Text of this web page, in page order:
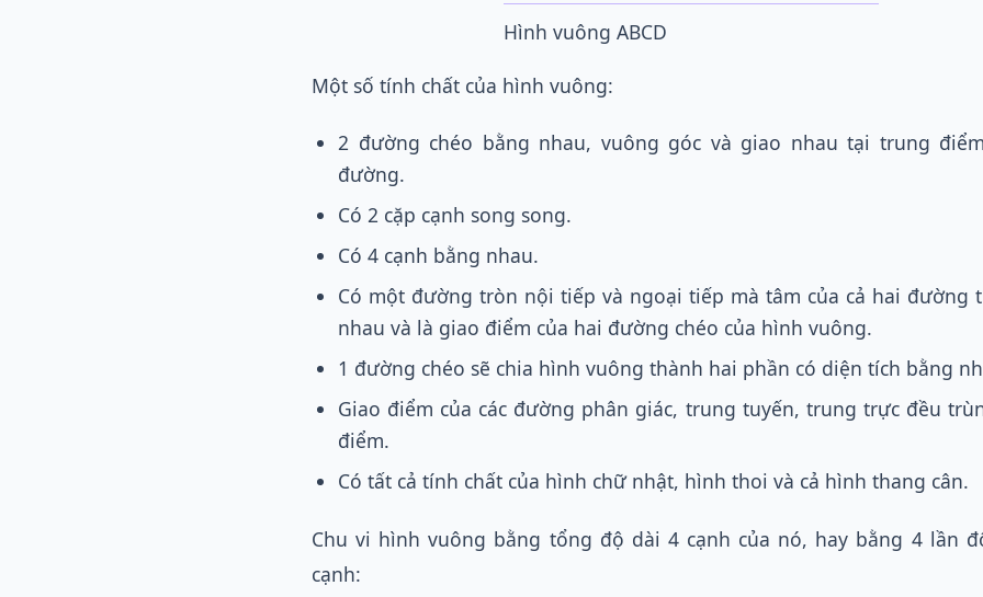
Hình vuông ABCD
Một số tính chất của hình vuông:
2 đường chéo bằng nhau, vuông góc và giao nhau tại trung
đường.
Có 2 cặp cạnh song song.
Có 4 cạnh bằng nhau.
Có một đường tròn nội tiếp và ngoại tiếp mà tâm của cả hai đường
nhau và là giao điểm của hai đường chéo của hình vuông.
1 đường chéo sẽ chia hình vuông thành hai phần có diện tích bằng
Giao điểm của các đường phân giác, trung tuyến, trung trực đều
điểm.
Có tất cả tính chất của hình chữ nhật, hình thoi và cả hình thang cân.
Chu vi hình vuông bằng tổng độ dài 4 cạnh của nó, hay bằng 4 lần
cạnh: